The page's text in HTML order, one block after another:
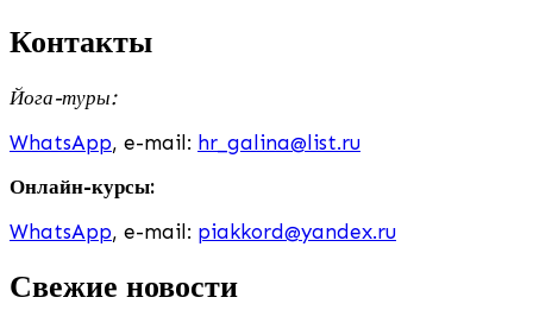
Контакты
Йога-туры:
WhatsApp, e-mail: hr_galina@list.ru
Онлайн-курсы:
WhatsApp, e-mail: piakkord@yandex.ru
Свежие новости